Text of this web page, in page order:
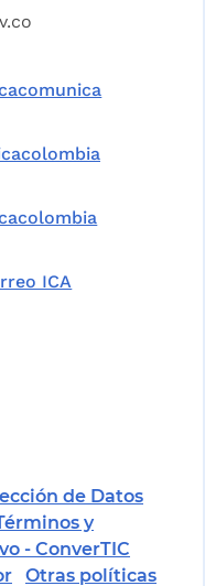
ICA
de Datos
y
- ConverTIC
Otras políticas